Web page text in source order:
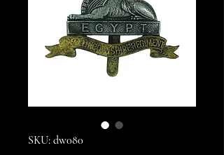
SKU: dw080